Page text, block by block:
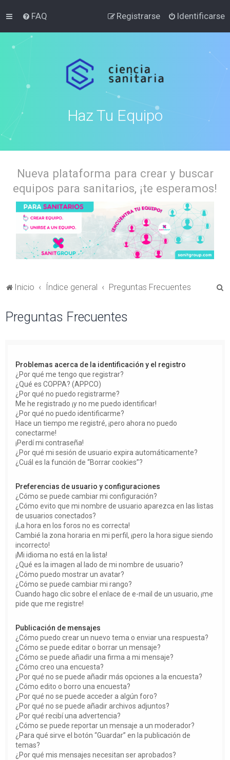
FAQ Identificarse
Registrarse
Haz Tu Equipo
Nueva plataforma para crear y buscar
equipos para sanitarios, ¡te esperamos!
Inicio Índice general Preguntas Frecuentes
Preguntas Frecuentes
Problemas acerca de la identificación y el registro
¿Por qué me tengo que registrar?
¿Qué es COPPA? (APPCO)
¿Por qué no puedo registrarme?
Me he registrado ¡y no me puedo identificar!
¿Por qué no puedo identificarme?
Hace un tiempo me registré, ¡pero ahora no puedo
conectarme!
¡Perdí mi contraseña!
¿Por qué mi sesión de usuario expira automáticamente?
¿Cuál es la función de “Borrar cookies”?
Preferencias de usuario y configuraciones
¿Cómo se puede cambiar mi configuración?
¿Cómo evito que mi nombre de usuario aparezca en las listas
de usuarios conectados?
¡La hora en los foros no es correcta!
Cambié la zona horaria en mi perfil, ¡pero la hora sigue siendo
incorrecto!
¡Mi idioma no está en la lista!
¿Qué es la imagen al lado de mi nombre de usuario?
¿Cómo puedo mostrar un avatar?
¿Cómo se puede cambiar mi rango?
Cuando hago clic sobre el enlace de e-mail de un usuario, ¡me
pide que me registre!
Publicación de mensajes
¿Cómo puedo crear un nuevo tema o enviar una respuesta?
¿Cómo se puede editar o borrar un mensaje?
¿Cómo se puede añadir una firma a mi mensaje?
¿Cómo creo una encuesta?
¿Por qué no se puede añadir más opciones a la encuesta?
¿Cómo edito o borro una encuesta?
¿Por qué no se puede acceder a algún foro?
¿Por qué no se puede añadir archivos adjuntos?
¿Por qué recibí una advertencia?
¿Cómo se puede reportar un mensaje a un moderador?
¿Para qué sirve el botón “Guardar” en la publicación de
temas?
¿Por qué mis mensajes necesitan ser aprobados?